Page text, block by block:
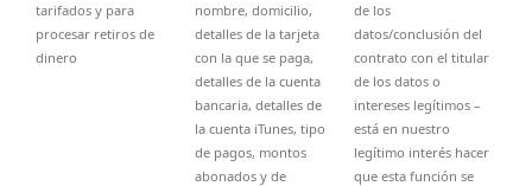
tarifados y para
procesar retiros de
dinero
nombre, domicilio,
detalles de la tarjeta
con la que se paga,
detalles de la cuenta
bancaria, detalles de
la cuenta iTunes, tipo
de pagos, montos
abonados y de
de los
datos/conclusión del
contrato con el titular
de los datos o
intereses legítimos –
está en nuestro
legítimo interés hacer
que esta función se